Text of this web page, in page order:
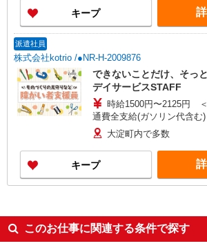
キープ
派遣社員
株式会社kotrio /●NR-H-2009876
できないことだけ、そっ
デイサービスSTAFF
時給1500円〜2125円
通費全支給(ガソリン代含む)
大淀町内で多数
キープ
このお仕事に関連する条件で探す